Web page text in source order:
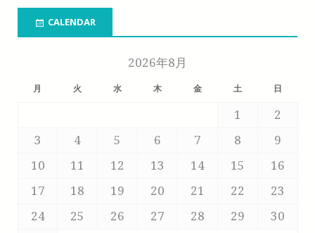
CALENDAR
2026年8月
月 火 水 木 金 土 日
1
2
3
4 5 6 7 8
9
10
11 12 13 14 15
16
17
18 19 20 21 22
23
24
25 26 27 28 29
30